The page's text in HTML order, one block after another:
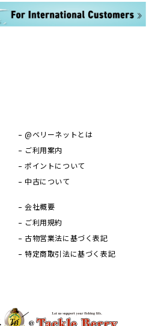
@ベリーネットとは
ご利用案内
ポイントについて
中古について
会社概要
ご利用規約
古物営業法に基づく表記
特定商取引法に基づく表記